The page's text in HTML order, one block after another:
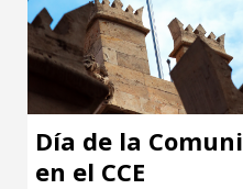
Día de la
en el CCE